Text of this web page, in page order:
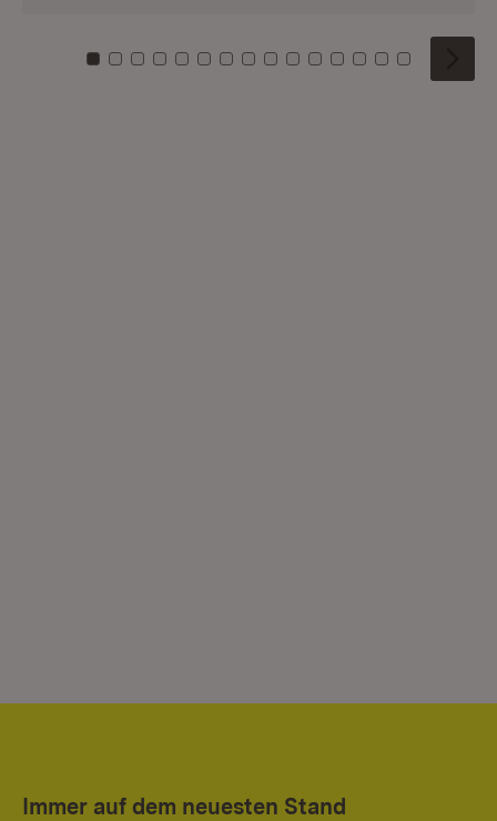
Zu Kachel: 0
Zu Kachel: 1
Zu Kachel: 2
Zu Kachel: 3
Zu Kachel: 4
Zu Kachel: 5
Zu Kachel: 6
Zu Kachel: 7
Zu Kachel: 8
Zu Kachel: 9
Zu Kachel: 10
Zu Kachel: 11
Zu Kachel: 12
Zu Kachel:
Zu
Immer auf dem neuesten Stand